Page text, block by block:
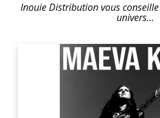
Inouie Distribution vous
univers…